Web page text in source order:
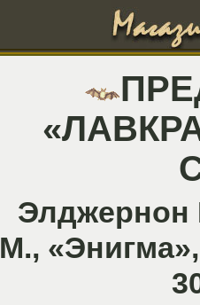
Элджернон
М.,